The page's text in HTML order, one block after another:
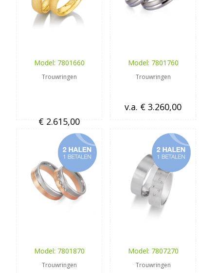
Model: 7801660
Trouwringen
€ 2.615,00
Model: 7801760
Trouwringen
v.a. € 3.260,00
Model: 7801870
Trouwringen
Model: 7807270
Trouwringen